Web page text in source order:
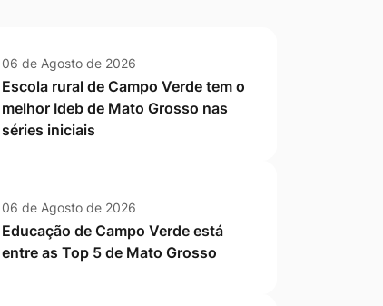
06 de Agosto de 2026
Escola rural de Campo Verde tem o
melhor Ideb de Mato Grosso nas
séries iniciais
06 de Agosto de 2026
Educação de Campo Verde está
entre as Top 5 de Mato Grosso